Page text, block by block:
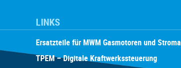
LINKS
Ersatzteile für MWM Gasmotoren und
TPEM – Digitale Kraftwerkssteuerung